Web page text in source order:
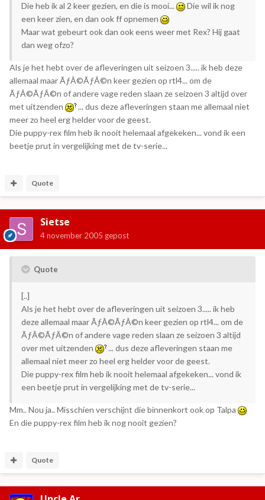
Die heb ik al 2 keer gezien, en die is mooi...
Die wil ik nog
een keer zien, en dan ook ff opnemen
Maar wat gebeurt ook dan ook eens weer met Rex? Hij gaat
dan weg ofzo?
Als je het hebt over de afleveringen uit seizoen 3..... ik heb deze
allemaal maar ÃƒÂ©ÃƒÂ©n keer gezien op rtl4... om de
ÃƒÂ©ÃƒÂ©n of andere vage reden slaan ze seizoen 3 altijd over
met uitzenden
... dus deze afleveringen staan me allemaal niet
meer zo heel erg helder voor de geest.
Die puppy-rex film heb ik nooit helemaal afgekeken... vond ik een
beetje prut in vergelijking met de tv-serie...
Quote
Sietse
4 november 2005 gepost
Quote
[..]
Als je het hebt over de afleveringen uit seizoen 3..... ik heb
deze allemaal maar ÃƒÂ©ÃƒÂ©n keer gezien op rtl4... om de
ÃƒÂ©ÃƒÂ©n of andere vage reden slaan ze seizoen 3 altijd
over met uitzenden
... dus deze afleveringen staan me
allemaal niet meer zo heel erg helder voor de geest.
Die puppy-rex film heb ik nooit helemaal afgekeken... vond ik
een beetje prut in vergelijking met de tv-serie...
Mm.. Nou ja.. Misschien verschijnt die binnenkort ook op Talpa
En die puppy-rex film heb ik nog nooit gezien?
Quote